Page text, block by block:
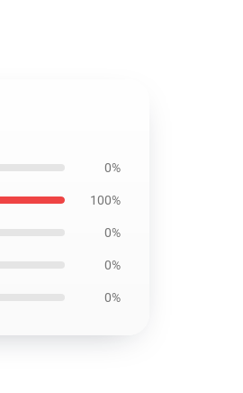
0%
100%
0%
0%
0%